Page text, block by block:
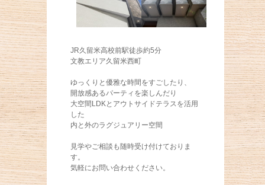
JR久留米高校前駅徒歩約5分
文教エリア久留米西町
ゆっくりと優雅な時間をすごしたり、
開放感あるパーティを楽しんだり
大空間LDKとアウトサイドテラスを活用
した
内と外のラグジュアリー空間
見学やご相談も随時受け付けておりま
す。
気軽にお問い合わせください。